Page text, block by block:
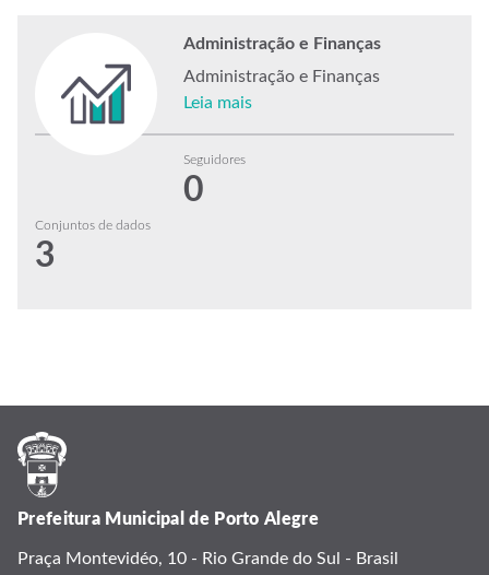
Administração e Finanças
Administração e Finanças
Leia mais
Seguidores
0
Conjuntos de dados
3
Prefeitura Municipal de Porto Alegre
Praça Montevidéo, 10 - Rio Grande do Sul - Brasil